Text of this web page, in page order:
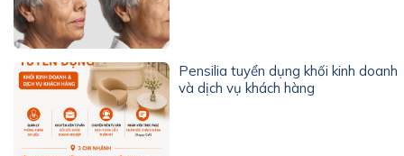
Pensilia tuyển dụng khối kinh doanh
và dịch vụ khách hàng